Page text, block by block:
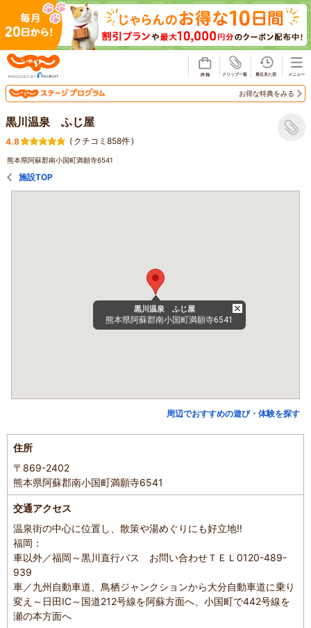
お得な特典をみる
黒川温泉 ふじ屋
4.8 ( クチコミ858件)
熊本県阿蘇郡南小国町満願寺6541
施設TOP
黒川温泉 ふじ屋
熊本県阿蘇郡南小国町満願寺6541
周辺でおすすめの遊び・体験を探す
住所
〒869-2402
熊本県阿蘇郡南小国町満願寺6541
交通アクセス
温泉街の中心に位置し、散策や湯めぐりにも好立地!!
福岡：
車以外／福岡～黒川直行バス お問い合わせＴＥＬ0120-489-
939
車／九州自動車道、鳥栖ジャンクションから大分自動車道に乗り
変え～日田IC～国道212号線を阿蘇方面へ、小国町で442号線を
瀬の本方面へ